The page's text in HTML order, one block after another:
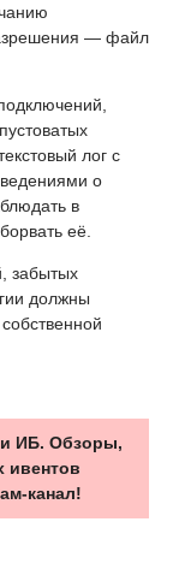
— файл
лог с
о
в
её.
забытых
должны
ИБ. Обзоры,
ивентов
канал!